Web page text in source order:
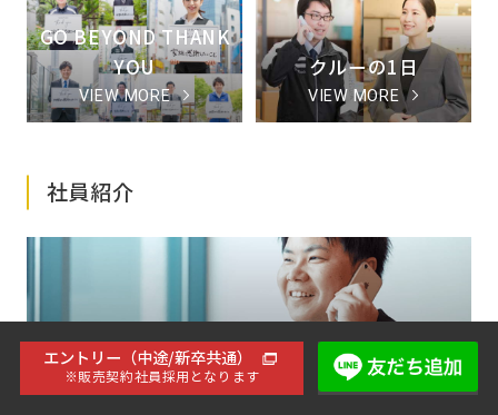
GO BEYOND THANK
YOU
VIEW MORE
クルーの1日
VIEW MORE
社員紹介
社員紹介
VIEW MORE
エントリー（中途/新卒共通）
※販売契約社員採用となります